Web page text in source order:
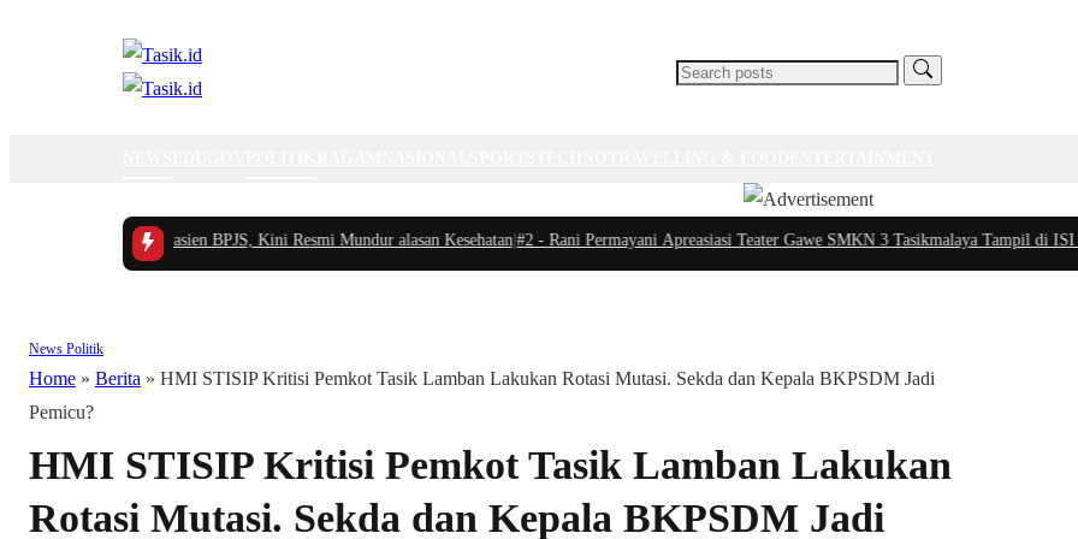
yang Viral Hina Pasien BPJS, Kini Resmi Mundur alasan Kesehatan|#2 -Rani Permayani Apreasiasi Teater Gawe SMKN 3 Tasikmalaya Tampil di ISI
News Politik
Home » Berita » HMI STISIP Kritisi Pemkot Tasik Lamban Lakukan Rotasi Mutasi. Sekda dan Kepala BKPSDM Jadi
Pemicu?
HMI STISIP Kritisi Pemkot Tasik Lamban Lakukan
Rotasi Mutasi. Sekda dan Kepala BKPSDM Jadi